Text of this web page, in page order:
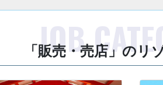
「販売・売店」のリ